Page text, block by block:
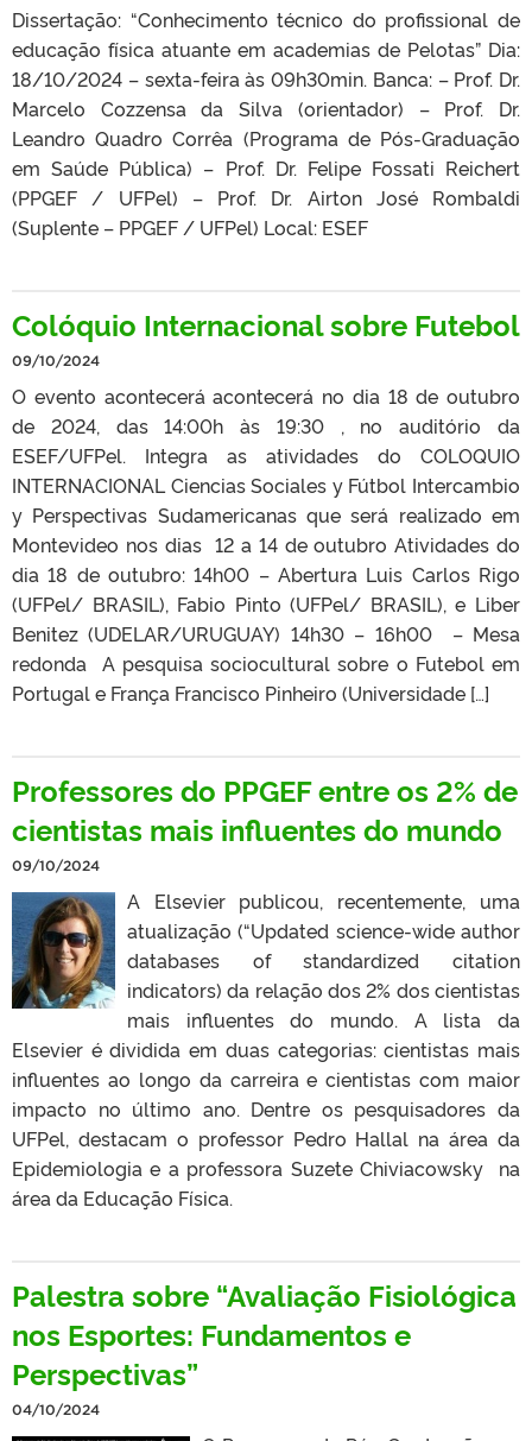
Dissertação: “Conhecimento técnico do profissional de
educação física atuante em academias de Pelotas” Dia:
18/10/2024 – sexta-feira às 09h30min. Banca: – Prof. Dr.
Marcelo Cozzensa da Silva (orientador) – Prof. Dr.
Leandro Quadro Corrêa (Programa de Pós-Graduação
em Saúde Pública) – Prof. Dr. Felipe Fossati Reichert
(PPGEF / UFPel) – Prof. Dr. Airton José Rombaldi
(Suplente – PPGEF / UFPel) Local: ESEF
Colóquio Internacional sobre Futebol
09/10/2024
O evento acontecerá acontecerá no dia 18 de outubro
de 2024, das 14:00h às 19:30 , no auditório da
ESEF/UFPel. Integra as atividades do COLOQUIO
INTERNACIONAL Ciencias Sociales y Fútbol Intercambio
y Perspectivas Sudamericanas que será realizado em
Montevideo nos dias 12 a 14 de outubro Atividades do
dia 18 de outubro: 14h00 – Abertura Luis Carlos Rigo
(UFPel/ BRASIL), Fabio Pinto (UFPel/ BRASIL), e Liber
Benitez (UDELAR/URUGUAY) 14h30 – 16h00 – Mesa
redonda A pesquisa sociocultural sobre o Futebol em
Portugal e França Francisco Pinheiro (Universidade […]
Professores do PPGEF entre os 2% de
cientistas mais influentes do mundo
09/10/2024
A Elsevier publicou, recentemente, uma
atualização (“Updated science-wide author
databases of standardized citation
indicators) da relação dos 2% dos cientistas
mais influentes do mundo. A lista da
Elsevier é dividida em duas categorias: cientistas mais
influentes ao longo da carreira e cientistas com maior
impacto no último ano. Dentre os pesquisadores da
UFPel, destacam o professor Pedro Hallal na área da
Epidemiologia e a professora Suzete Chiviacowsky na
área da Educação Física.
Palestra sobre “Avaliação Fisiológica
nos Esportes: Fundamentos e
Perspectivas”
04/10/2024